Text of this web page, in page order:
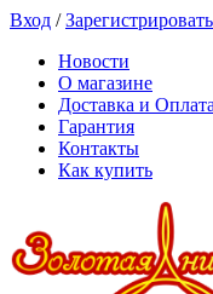
Вход /
Новости
О магазине
Доставка и Оплата
Гарантия
Контакты
Как купить